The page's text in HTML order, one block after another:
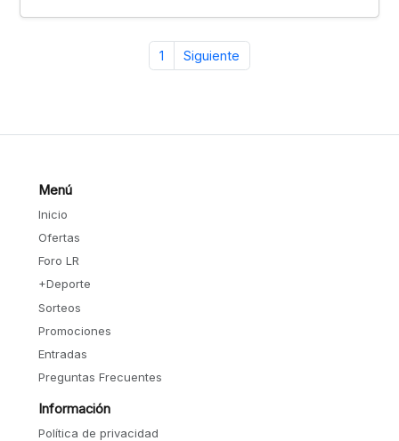
1 Siguiente
Menú
Inicio
Ofertas
Foro LR
+Deporte
Sorteos
Promociones
Entradas
Preguntas Frecuentes
Información
Política de privacidad